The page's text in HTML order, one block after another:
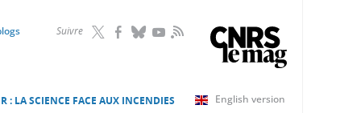
Suivre RSS
English version
: LA SCIENCE FACE AUX INCENDIES